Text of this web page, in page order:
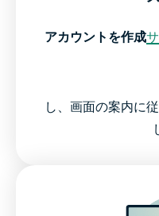
アカウントを作成
し、画面の案内に